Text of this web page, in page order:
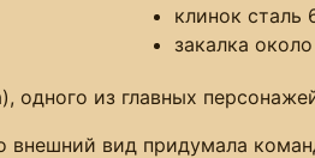
клинок сталь
закалка
из главных
внешний вид придумала